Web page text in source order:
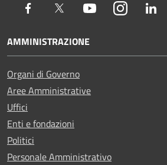
Facebook Twitter YoutubeInstagram
AMMINISTRAZIONE
Organi di Governo
Aree Amministrative
Uffici
Enti e fondazioni
Politici
Personale Amministrativo